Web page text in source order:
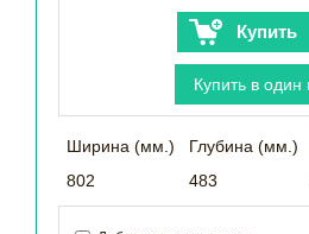
Купить
Купить в один
Ширина (мм.) Глубина (мм.)
802
483